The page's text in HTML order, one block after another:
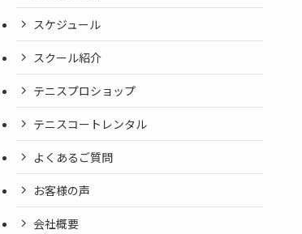
スケジュール
スクール紹介
テニスプロショップ
テニスコートレンタル
よくあるご質問
お客様の声
会社概要